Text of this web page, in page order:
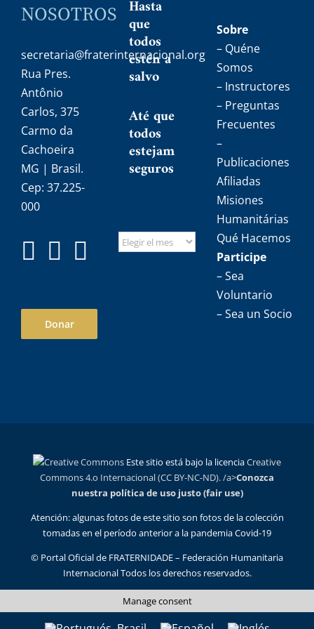
NOSOTROS
secretaria@fraterinternacional.org
Rua Pres.
Antônio
Carlos, 375
Carmo da
Cachoeira
MG | Brasil.
Cep: 37.225-
000
Donar
Hasta
que
todos
estén a
salvo
Até que
todos
estejam
seguros
Sobre
– Quéne
Somos
– Instructores
– Preguntas
Frecuentes
–
Publicaciones
Afiliadas
Misiones
Humanitárias
Qué Hacemos
Participe
– Sea
Voluntario
– Sea un Socio
Este sitio está bajo la licenciaCreative
Commons 4.o Internacional (CC BY-NC-ND). /a>Conozca
nuestra política de uso justo (fair use)
Atención: algunas fotos de este sitio son fotos de la colección
tomadas en el período anterior a la pandemia Covid-19
© Portal Oficial de FRATERNIDADE – Federación Humanitaria
Internacional Todos los derechos reservados.
Manage consent